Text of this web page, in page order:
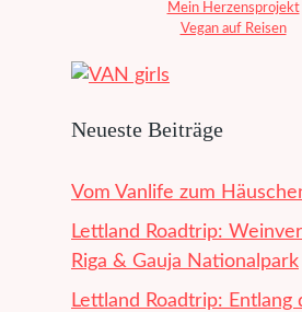
Mein Herzensprojekt
Vegan auf Reisen
Neueste Beiträge
Vom Vanlife zum
Lettland Roadtrip:
Riga & Gauja Nationalpark
Lettland Roadtrip: Entlang